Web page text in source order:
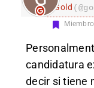
Gold
candidatura
decir si tiene